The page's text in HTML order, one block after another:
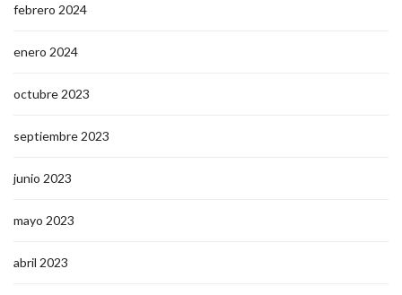
febrero 2024
enero 2024
octubre 2023
septiembre 2023
junio 2023
mayo 2023
abril 2023